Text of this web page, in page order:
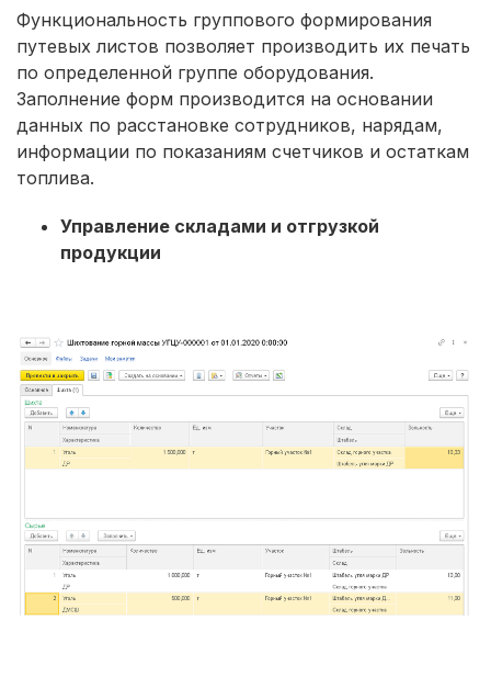
Функциональность группового формирования
путевых листов позволяет производить их печать
по определенной группе оборудования.
Заполнение форм производится на основании
данных по расстановке сотрудников, нарядам,
информации по показаниям счетчиков и остаткам
топлива.
Управление складами и отгрузкой
продукции